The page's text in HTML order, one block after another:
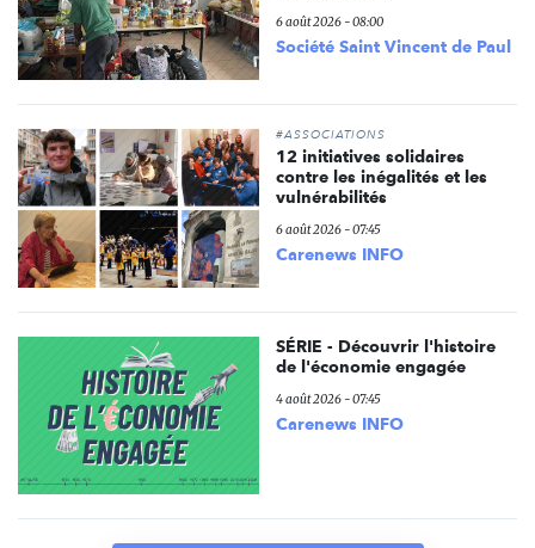
6 août 2026 - 08:00
Société Saint Vincent de Paul
#ASSOCIATIONS
12 initiatives solidaires
contre les inégalités et les
vulnérabilités
6 août 2026 - 07:45
Carenews INFO
SÉRIE - Découvrir l'histoire
de l'économie engagée
4 août 2026 - 07:45
Carenews INFO